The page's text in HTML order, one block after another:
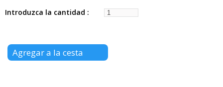
Introduzca la cantidad